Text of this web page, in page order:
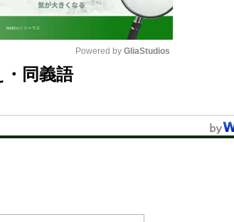
Powered by GliaStudios
同義語